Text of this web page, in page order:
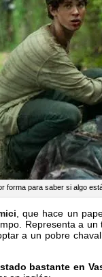
forma para saber si algo
, que hace un
Representa a
a un pobre
bastante en